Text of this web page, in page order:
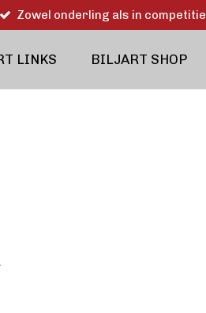
Zowel onderling als in competitie
LINKS BILJART SHOP